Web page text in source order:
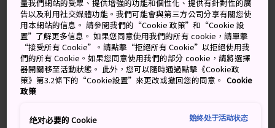
高 低 降雨機率 高 低 降雨機率
34° 27° 20% 34° 26° 20%
高 低
降雨
9 Aug (Sunday) 34° 27° 20%
量我們網站的受眾、提供增強的功能和個性化、提供有針對性的廣
告以及利用社交媒體功能。我們可能會與第三方公司分享有關您使
用本網站的信息。 請參閱我們的“Cookie 政策”和“Cookie 設
置”了解更多信息。 如果您同意使用我們的所有 cookie，請單擊
“接受所有 Cookie”。請點擊“拒絕所有 Cookie”以拒絕使用我
們的所有 Cookie。如果您同意使用我們的部分 cookie，請將選擇
器開關移至活動狀態。 此外，您可以隨時通過點擊《Cookie政
策》第3.2條下的“Cookie設置”來更改或撤回您的同意。 Cookie
政策
绝对必要的 Cookie 始终处于活动状态